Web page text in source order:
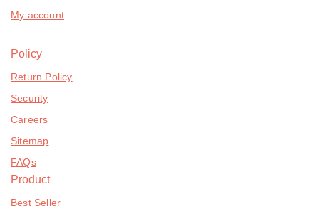
My account
Policy
Return Policy
Security
Careers
Sitemap
FAQs
Product
Best Seller